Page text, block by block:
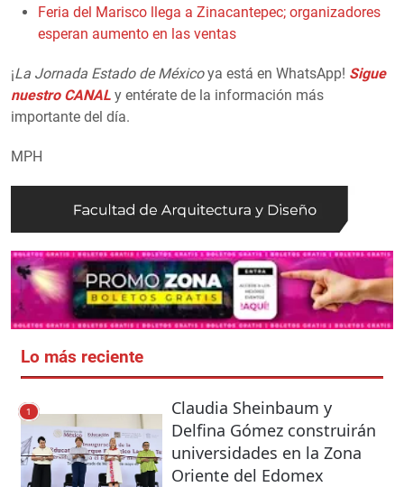
Feria del Marisco llega a Zinacantepec; organizadores
esperan aumento en las ventas
¡La Jornada Estado de Méxicoya está en WhatsApp! Sigue
nuestro CANAL y entérate de la información más
importante del día.
MPH
Lo más reciente
1
Claudia Sheinbaum y
Delfina Gómez construirán
universidades en la Zona
Oriente del Edomex